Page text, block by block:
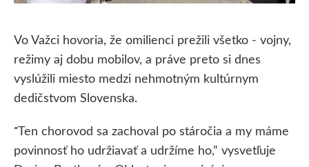
Vo Važci hovoria, že omilienci prežili všetko - vojny,
režimy aj dobu mobilov, a práve preto si dnes
vyslúžili miesto medzi nehmotným kultúrnym
dedičstvom Slovenska.
“Ten chorovod sa zachoval po stáročia a my máme
povinnosť ho udržiavať a udržíme ho,” vysvetľuje